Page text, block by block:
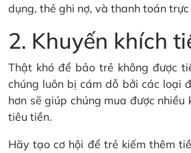
dụng, thẻ ghi nợ, và thanh toán
2. Khuyến khích
Thật khó để bảo trẻ không được
chúng luôn bị cám dỗ bởi các loại
hơn sẽ giúp chúng mua được
tiêu tiền.
Hãy tạo cơ hội để trẻ kiếm thêm